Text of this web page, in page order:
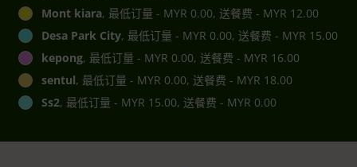
Mont kiara, 最低订量 - MYR 0.00, 送餐费 - MYR 12.00
Desa Park City, 最低订量 - MYR 0.00, 送餐费 - MYR 15.00
kepong, 最低订量 - MYR 0.00, 送餐费 - MYR 16.00
sentul, 最低订量 - MYR 0.00, 送餐费 - MYR 18.00
Ss2, 最低订量 - MYR 15.00, 送餐费 - MYR 0.00